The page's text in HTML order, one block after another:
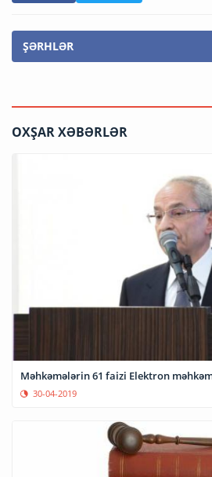
ŞƏRHLƏR
OXŞAR XƏBƏRLƏR
Məhkəmələrin 61 faizi Elektron
30-04-2019